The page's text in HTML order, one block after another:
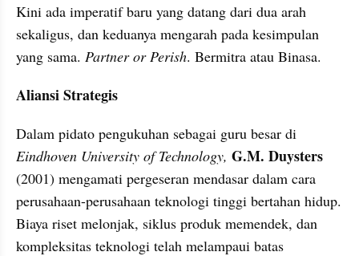
Kini ada imperatif baru yang datang dari dua arah
sekaligus, dan keduanya mengarah pada kesimpulan
yang sama. Partner or Perish. Bermitra atau Binasa.
Aliansi Strategis
Eindhoven University of Technology, G.M. Duysters
(2001) mengamati pergeseran mendasar dalam cara
perusahaan-perusahaan teknologi tinggi bertahan hidup.
Biaya riset melonjak, siklus produk memendek, dan
kompleksitas teknologi telah melampaui batas